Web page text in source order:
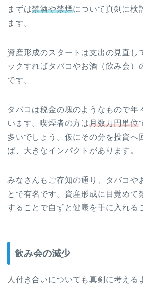
まずは禁酒や禁煙について真剣に検
ます。
資産形成のスタートは支出の見直し
ックすればタバコやお酒（飲み会）
です。
タバコは税金の塊のようなもので年
います。喫煙者の方は月数万円単位
多いでしょう。仮にその分を投資へ
ば、大きなインパクトがあります。
みなさんもご存知の通り、タバコや
とで有名です。資産形成に目覚めて
することで自ずと健康を手に入れる
飲み会の減少
人付き合いについても真剣に考える